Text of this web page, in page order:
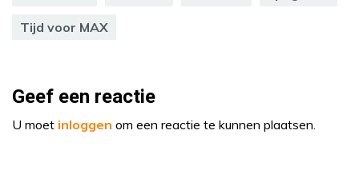
Tijd voor MAX
Geef een reactie
U moet inloggen om een reactie te kunnen plaatsen.